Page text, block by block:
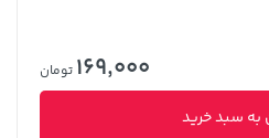
169,000 تومان
به سبد خرید